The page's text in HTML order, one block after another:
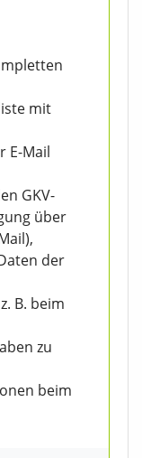
mit
E-Mail
GKV-
über
der
B. beim
zu
beim